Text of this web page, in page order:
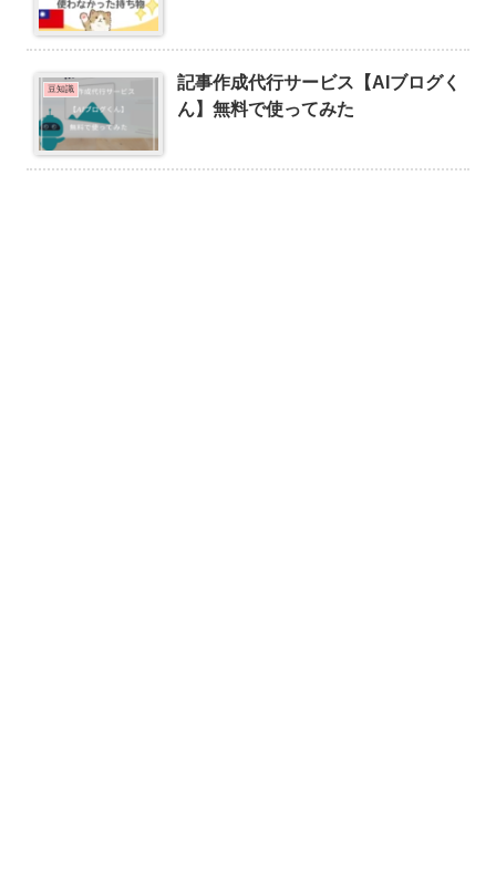
豆知識
記事作成代行サービス【AIブログく
ん】無料で使ってみた